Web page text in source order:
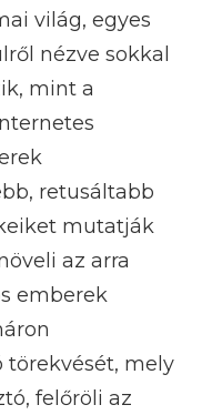
világ, egyes
nézve sokkal
mint a
retusáltabb
mutatják
az arra
emberek
törekvését, mely
felőröli az